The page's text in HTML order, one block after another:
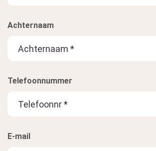
Achternaam
Telefoonnummer
E-mail